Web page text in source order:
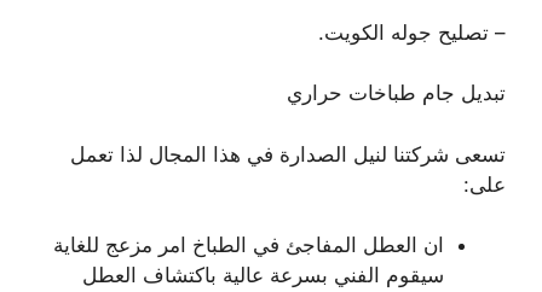
– تصليح جوله الكويت.
تبديل جام طباخات حراري
تسعى شركتنا لنيل الصدارة في هذا المجال لذا تعمل
على:
ان العطل المفاجئ في الطباخ امر مزعج للغاية
سيقوم الفني بسرعة عالية باكتشاف العطل